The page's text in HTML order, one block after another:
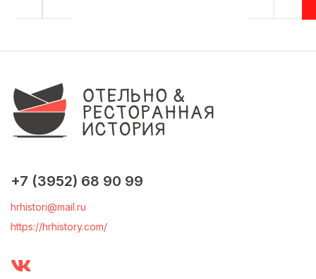
+7 (3952) 68 90 99
hrhistori@mail.ru
https://hrhistory.com/